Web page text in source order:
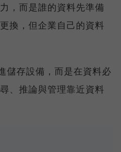
，而是誰的資料先準備
換，但企業自己的資料
儲存設備，而是在資料必
、推論與管理靠近資料